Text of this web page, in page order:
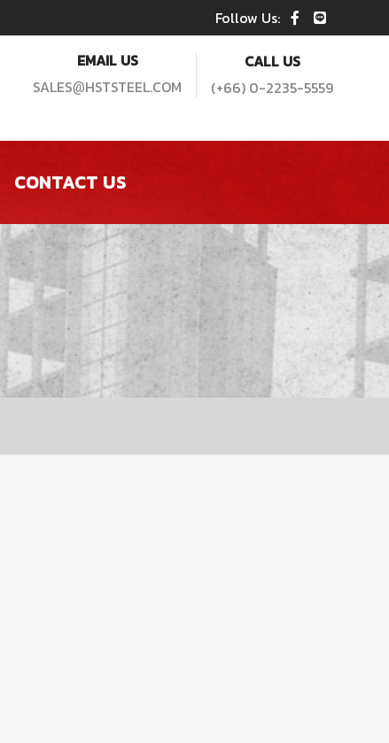
Follow Us:
EMAIL US
SALES@HSTSTEEL.COM
CALL US
(+66) 0-2235-5559
CONTACT US